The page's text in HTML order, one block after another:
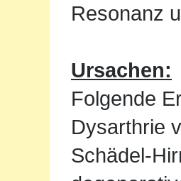
Resonanz
Ursachen:
Folgende
Dysarthrie
Schädel-